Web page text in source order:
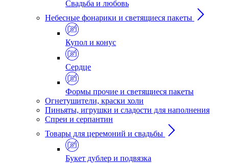
Свадьба и любовь
Небесные фонарики и светящиеся пакеты
Купол и конус
Сердце
Формы прочие и светящиеся пакеты
Огнетушители, краски холи
Пиньяты, игрушки и сладости для наполнения
Спреи и серпантин
Товары для церемоний и свадьбы
Букет дублер и подвязка